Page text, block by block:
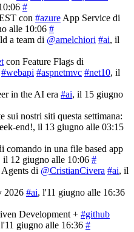
#
con #azure App Service di
alle 10:06 #
a team di @amelchiori #ai, il
con Feature Flags di
#webapi #aspnetmvc #net10, il
in the AI era #ai, il 15 giugno
sui nostri siti questa settimana:
end!, il 13 giugno alle 03:15
comando in una file based app
il 12 giugno alle 10:06 #
di @CristianCivera #ai, il
2026 #ai, l'11 giugno alle 16:36
Development + #github
giugno alle 16:36 #